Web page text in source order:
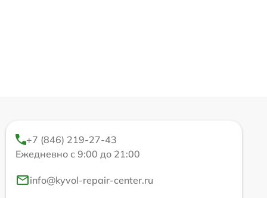
+7 (846) 219-27-43
Ежедневно с 9:00 до 21:00
info@kyvol-repair-center.ru